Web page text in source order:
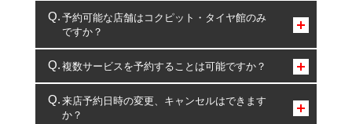
予約可能な店舗はコクピット・タイヤ館のみ
ですか？
コクピット・タイヤ館のみとなります。
複数サービスを予約することは可能ですか？
複数サービスのご予約は可能です。
一部の商品・サービスの組み合わせに限り、同時にご予約が
来店予約日時の変更、キャンセルはできます
か？